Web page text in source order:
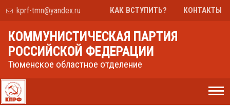
kprf-tmn@yandex.ru КАК ВСТУПИТЬ? КОНТАКТЫ
КОММУНИСТИЧЕСКАЯ ПАРТИЯ
РОССИЙСКОЙ ФЕДЕРАЦИИ
Тюменское областное отделение